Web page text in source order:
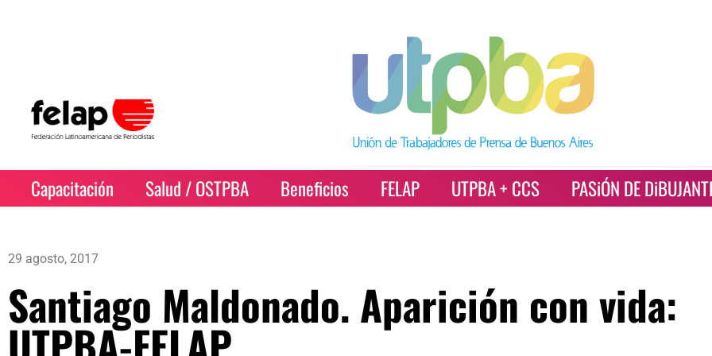
Capacitación Salud / OSTPBA Beneficios FELAP UTPBA + CCS PASiÓN DE
29 agosto, 2017
Santiago Maldonado. Aparición con vida: